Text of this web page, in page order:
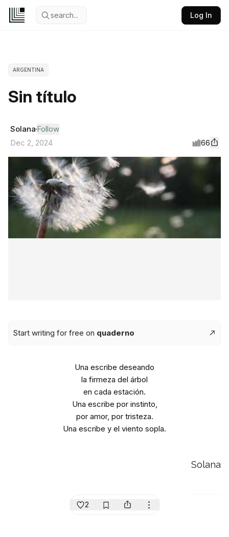
search... Log In
ARGENTINA
Sin título
Solana Follow
Dec 2, 2024
66
Start writing for free on quaderno
Una escribe deseando
la firmeza del árbol
en cada estación.
Una escribe por instinto,
por amor, por tristeza.
Una escribe y el viento sopla.
Solana
2